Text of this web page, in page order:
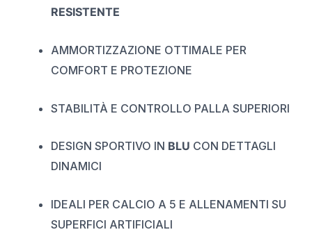
RESISTENTE
AMMORTIZZAZIONE OTTIMALE PER
COMFORT E PROTEZIONE
STABILITÀ E CONTROLLO PALLA SUPERIORI
DESIGN SPORTIVO IN BLU CON DETTAGLI
DINAMICI
IDEALI PER CALCIO A 5 E ALLENAMENTI SU
SUPERFICI ARTIFICIALI